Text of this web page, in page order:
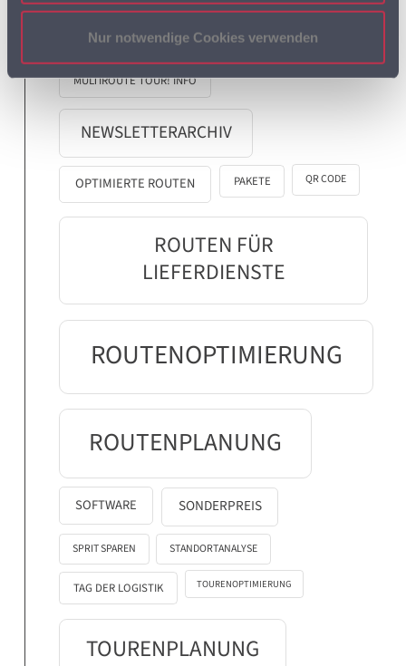
Nur notwendige Cookies verwenden
MULTIROUTE TOUR!
MULTIROUTE TOUR! INFO
NEWSLETTERARCHIV
OPTIMIERTE ROUTEN PAKETE QR CODE
ROUTEN FÜR
LIEFERDIENSTE
ROUTENOPTIMIERUNG
ROUTENPLANUNG
SOFTWARE SONDERPREIS
SPRIT SPAREN STANDORTANALYSE
TAG DER LOGISTIK TOURENOPTIMIERUNG
TOURENPLANUNG